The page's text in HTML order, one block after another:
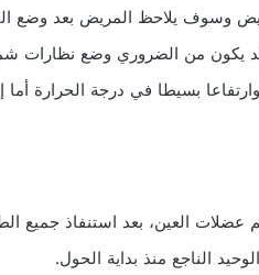
وسوف يلاحظ المريض بعد وضع
من الضروري وضع نظارات
العين، بعد استنفاذ جميع
الناجع منذ بداية الحول.